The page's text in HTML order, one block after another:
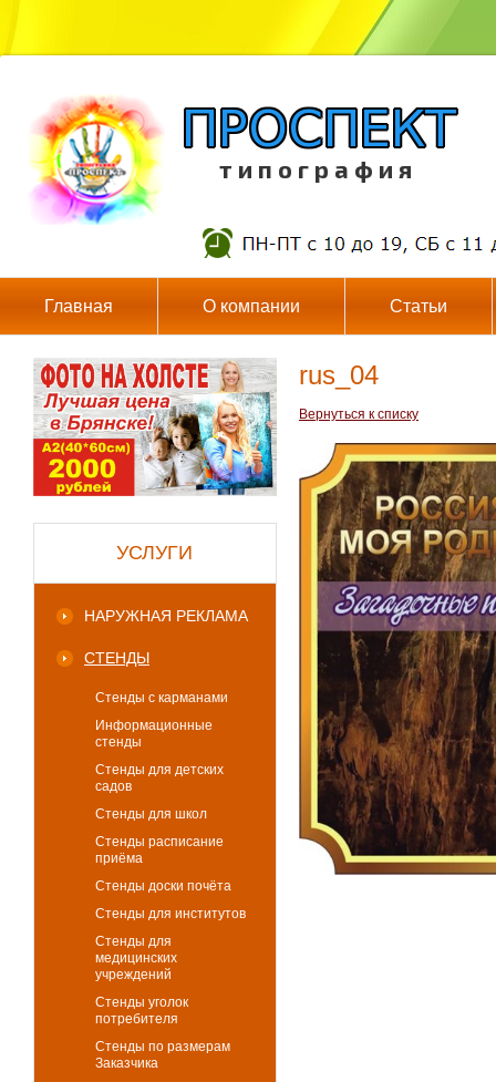
т и п о г р а ф и я
Главная О компании Статьи
УСЛУГИ
НАРУЖНАЯ РЕКЛАМА
СТЕНДЫ
Стенды с карманами
Информационные
стенды
Стенды для детских
садов
Стенды для школ
Стенды расписание
приёма
Стенды доски почёта
Стенды для институтов
Стенды для
медицинских
учреждений
Стенды уголок
потребителя
Стенды по размерам
Заказчика
rus_04
Вернуться к списку